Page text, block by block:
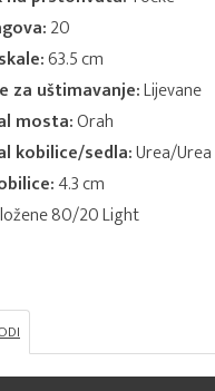
20
63.5 cm
za uštimavanje:Lijevane
mosta:Orah
kobilice/sedla:Urea/Urea
4.3 cm
80/20 Light